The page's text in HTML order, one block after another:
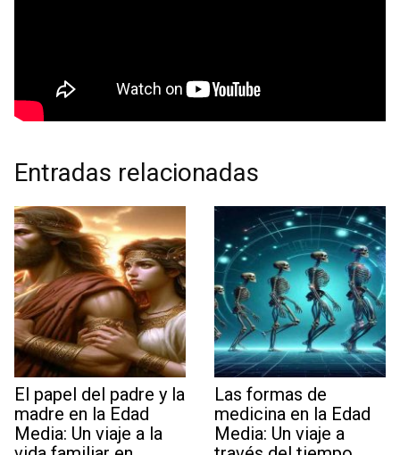
Entradas relacionadas
El papel del padre y la
madre en la Edad
Media: Un viaje a la
Las formas de
medicina en la Edad
Media: Un viaje a